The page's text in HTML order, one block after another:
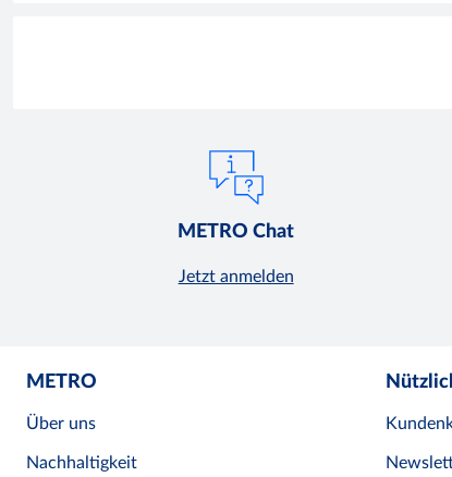
METRO Chat
Jetzt anmelden
METRO
Über uns
Nachhaltigkeit